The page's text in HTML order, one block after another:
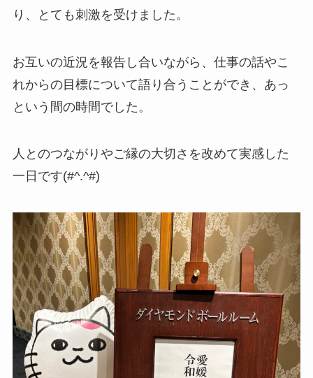
り、とても刺激を受けました。
お互いの近況を報告し合いながら、仕事の話やこ
れからの目標について語り合うことができ、あっ
という間の時間でした。
人とのつながりやご縁の大切さを改めて実感した
一日です(#^.^#)